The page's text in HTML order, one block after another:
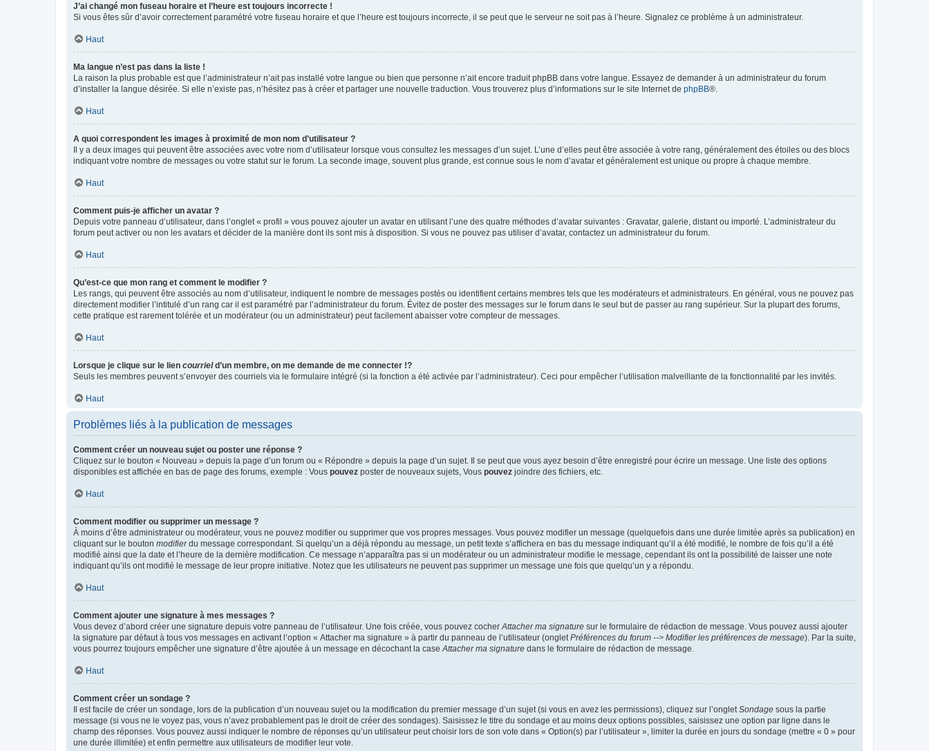
J’ai changé mon fuseau horaire et l’heure est toujours incorrecte !
Si vous êtes sûr d’avoir correctement paramétré votre fuseau horaire et que l’heure est toujours incorrecte, il se peut que le serveur ne soit pas à l’heure. Signalez ce problème à un administrateur.
Haut
Ma langue n’est pas dans la liste !
La raison la plus probable est que l’administrateur n’ait pas installé votre langue ou bien que personne n’ait encore traduit phpBB dans votre langue. Essayez de demander à un administrateur du forum
d’installer la langue désirée. Si elle n’existe pas, n’hésitez pas à créer et partager une nouvelle traduction. Vous trouverez plus d’informations sur le site Internet de phpBB®.
Haut
A quoi correspondent les images à proximité de mon nom d’utilisateur ?
Il y a deux images qui peuvent être associées avec votre nom d’utilisateur lorsque vous consultez les messages d’un sujet. L’une d’elles peut être associée à votre rang, généralement des étoiles ou des blocs
indiquant votre nombre de messages ou votre statut sur le forum. La seconde image, souvent plus grande, est connue sous le nom d’avatar et généralement est unique ou propre à chaque membre.
Haut
Comment puis-je afficher un avatar ?
Depuis votre panneau d’utilisateur, dans l’onglet « profil » vous pouvez ajouter un avatar en utilisant l’une des quatre méthodes d’avatar suivantes : Gravatar, galerie, distant ou importé. L’administrateur du
forum peut activer ou non les avatars et décider de la manière dont ils sont mis à disposition. Si vous ne pouvez pas utiliser d’avatar, contactez un administrateur du forum.
Haut
Qu’est-ce que mon rang et comment le modifier ?
Les rangs, qui peuvent être associés au nom d’utilisateur, indiquent le nombre de messages postés ou identifient certains membres tels que les modérateurs et administrateurs. En général, vous ne pouvez pas
directement modifier l’intitulé d’un rang car il est paramétré par l’administrateur du forum. Évitez de poster des messages sur le forum dans le seul but de passer au rang supérieur. Sur la plupart des forums,
cette pratique est rarement tolérée et un modérateur (ou un administrateur) peut facilement abaisser votre compteur de messages.
Haut
Lorsque je clique sur le lien courrield’un membre, on me demande de me connecter !?
Seuls les membres peuvent s’envoyer des courriels via le formulaire intégré (si la fonction a été activée par l’administrateur). Ceci pour empêcher l’utilisation malveillante de la fonctionnalité par les invités.
Haut
Problèmes liés à la publication de messages
Comment créer un nouveau sujet ou poster une réponse ?
Cliquez sur le bouton « Nouveau » depuis la page d’un forum ou « Répondre » depuis la page d’un sujet. Il se peut que vous ayez besoin d’être enregistré pour écrire un message. Une liste des options
disponibles est affichée en bas de page des forums, exemple : Vous pouvez poster de nouveaux sujets, Vous pouvez joindre des fichiers, etc.
Haut
Comment modifier ou supprimer un message ?
À moins d’être administrateur ou modérateur, vous ne pouvez modifier ou supprimer que vos propres messages. Vous pouvez modifier un message (quelquefois dans une durée limitée après sa publication) en
cliquant sur le bouton modifierdu message correspondant. Si quelqu’un a déjà répondu au message, un petit texte s’affichera en bas du message indiquant qu’il a été modifié, le nombre de fois qu’il a été
modifié ainsi que la date et l’heure de la dernière modification. Ce message n’apparaîtra pas si un modérateur ou un administrateur modifie le message, cependant ils ont la possibilité de laisser une note
indiquant qu’ils ont modifié le message de leur propre initiative. Notez que les utilisateurs ne peuvent pas supprimer un message une fois que quelqu’un y a répondu.
Haut
Comment ajouter une signature à mes messages ?
Vous devez d’abord créer une signature depuis votre panneau de l’utilisateur. Une fois créée, vous pouvez cocher Attacher ma signature sur le formulaire de rédaction de message. Vous pouvez aussi ajouter
la signature par défaut à tous vos messages en activant l’option « Attacher ma signature » à partir du panneau de l’utilisateur (onglet Préférences du forum --> Modifier les préférences de message). Par la suite,
vous pourrez toujours empêcher une signature d’être ajoutée à un message en décochant la case Attacher ma signature dans le formulaire de rédaction de message.
Haut
Comment créer un sondage ?
Il est facile de créer un sondage, lors de la publication d’un nouveau sujet ou la modification du premier message d’un sujet (si vous en avez les permissions), cliquez sur l’onglet Sondage sous la partie
message (si vous ne le voyez pas, vous n’avez probablement pas le droit de créer des sondages). Saisissez le titre du sondage et au moins deux options possibles, saisissez une option par ligne dans le
champ des réponses. Vous pouvez aussi indiquer le nombre de réponses qu’un utilisateur peut choisir lors de son vote dans « Option(s) par l’utilisateur », limiter la durée en jours du sondage (mettre « 0 » pour
une durée illimitée) et enfin permettre aux utilisateurs de modifier leur vote.